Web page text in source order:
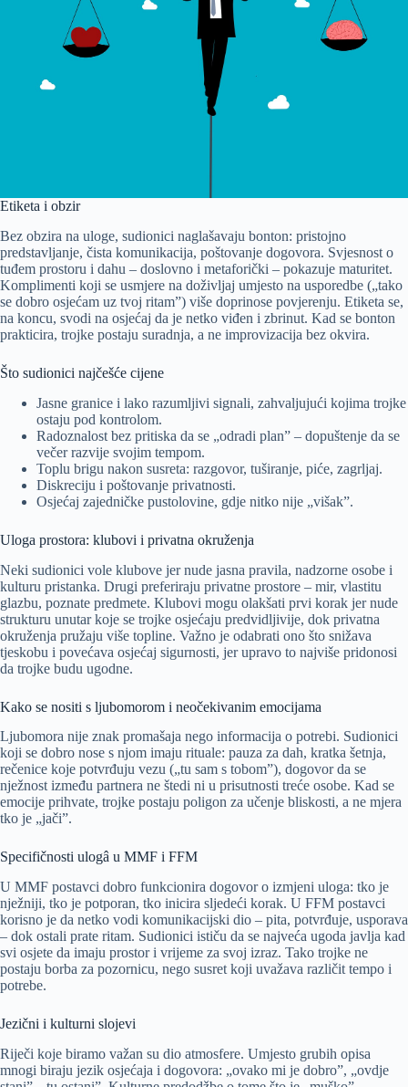
Etiketa i obzir
Bez obzira na uloge, sudionici naglašavaju bonton: pristojno
predstavljanje, čista komunikacija, poštovanje dogovora. Svjesnost o
tuđem prostoru i dahu – doslovno i metaforički – pokazuje maturitet.
Komplimenti koji se usmjere na doživljaj umjesto na usporedbe („tako
se dobro osjećam uz tvoj ritam”) više doprinose povjerenju. Etiketa se,
na koncu, svodi na osjećaj da je netko viđen i zbrinut. Kad se bonton
prakticira, trojke postaju suradnja, a ne improvizacija bez okvira.
Što sudionici najčešće cijene
Jasne granice i lako razumljivi signali, zahvaljujući kojima trojke
ostaju pod kontrolom.
Radoznalost bez pritiska da se „odradi plan” – dopuštenje da se
večer razvije svojim tempom.
Toplu brigu nakon susreta: razgovor, tuširanje, piće, zagrljaj.
Diskreciju i poštovanje privatnosti.
Osjećaj zajedničke pustolovine, gdje nitko nije „višak”.
Uloga prostora: klubovi i privatna okruženja
Neki sudionici vole klubove jer nude jasna pravila, nadzorne osobe i
kulturu pristanka. Drugi preferiraju privatne prostore – mir, vlastitu
glazbu, poznate predmete. Klubovi mogu olakšati prvi korak jer nude
strukturu unutar koje se trojke osjećaju predvidljivije, dok privatna
okruženja pružaju više topline. Važno je odabrati ono što snižava
tjeskobu i povećava osjećaj sigurnosti, jer upravo to najviše pridonosi
da trojke budu ugodne.
Kako se nositi s ljubomorom i neočekivanim emocijama
Ljubomora nije znak promašaja nego informacija o potrebi. Sudionici
koji se dobro nose s njom imaju rituale: pauza za dah, kratka šetnja,
rečenice koje potvrđuju vezu („tu sam s tobom”), dogovor da se
nježnost između partnera ne štedi ni u prisutnosti treće osobe. Kad se
emocije prihvate, trojke postaju poligon za učenje bliskosti, a ne mjera
tko je „jači”.
Specifičnosti ulogâ u MMF i FFM
U MMF postavci dobro funkcionira dogovor o izmjeni uloga: tko je
nježniji, tko je potporan, tko inicira sljedeći korak. U FFM postavci
korisno je da netko vodi komunikacijski dio – pita, potvrđuje, usporava
– dok ostali prate ritam. Sudionici ističu da se najveća ugoda javlja kad
svi osjete da imaju prostor i vrijeme za svoj izraz. Tako trojke ne
postaju borba za pozornicu, nego susret koji uvažava različit tempo i
potrebe.
Jezični i kulturni slojevi
Riječi koje biramo važan su dio atmosfere. Umjesto grubih opisa
mnogi biraju jezik osjećaja i dogovora: „ovako mi je dobro”, „ovdje